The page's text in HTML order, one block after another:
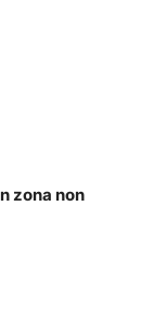
zona non